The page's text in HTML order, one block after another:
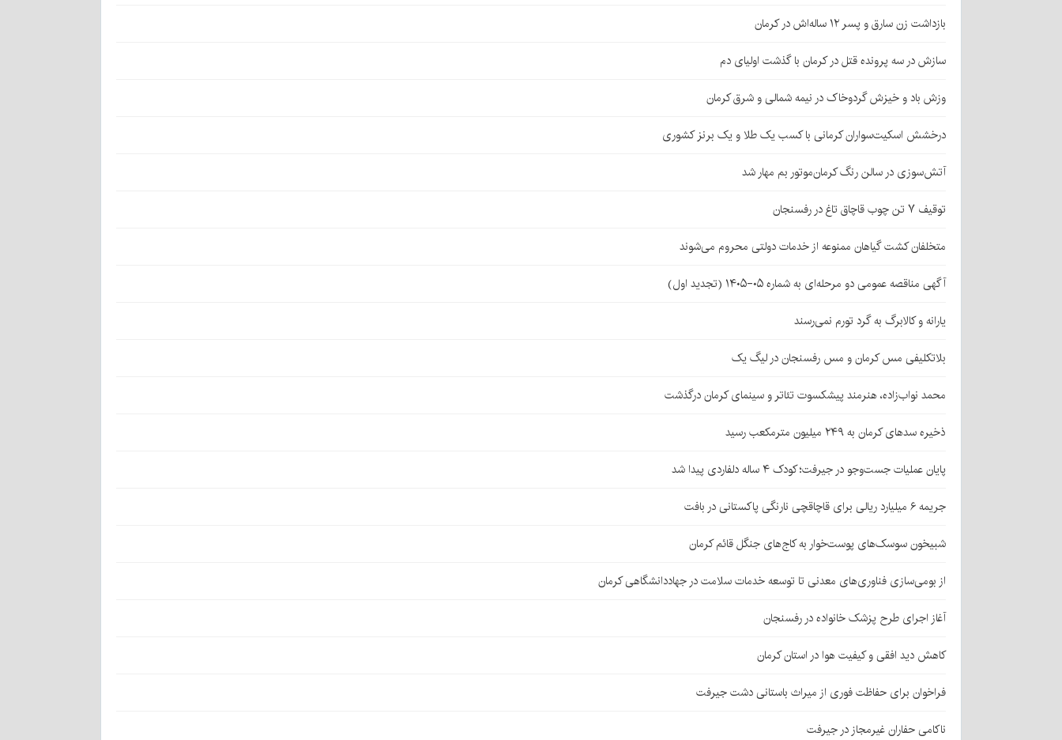
بازداشت زن سارق و پسر ۱۲ ساله‌اش در کرمان
سازش در سه پرونده قتل در کرمان با گذشت اولیای دم
وزش باد و خیزش گردوخاک در نیمه شمالی و شرق کرمان
درخشش اسکیت‌سواران کرمانی با کسب یک طلا و یک برنز کشوری
آتش‌سوزی در سالن رنگ کرمان‌موتور بم مهار شد
توقیف ۷ تن چوب قاچاق تاغ در رفسنجان
متخلفان کشت گیاهان ممنوعه از خدمات دولتی محروم می‌شوند
آگهی مناقصه عمومی دو مرحله‌ای به شماره ۰۵-۱۴۰۵ (تجدید اول)
یارانه و کالابرگ به گرد تورم نمی‌رسند
بلاتکلیفی مس کرمان و مس رفسنجان در لیگ یک
محمد نواب‌زاده، هنرمند پیشکسوت تئاتر و سینمای کرمان درگذشت
ذخیره سدهای کرمان به ۲۴۹ میلیون مترمکعب رسید
پایان عملیات جست‌وجو در جیرفت؛ کودک ۴ ساله دلفاردی پیدا شد
جریمه ۶ میلیارد ریالی برای قاچاقچی نارنگی پاکستانی در بافت
شبیخون سوسک‌های پوست‌خوار به کاج‌های جنگل قائم کرمان
از بومی‌سازی فناوری‌های معدنی تا توسعه خدمات سلامت در جهاددانشگاهی کرمان
آغاز اجرای طرح پزشک خانواده در رفسنجان
کاهش دید افقی و کیفیت هوا در استان کرمان
فراخوان برای حفاظت فوری از میراث باستانی دشت جیرفت
ناکامی حفاران غیرمجاز در جیرفت